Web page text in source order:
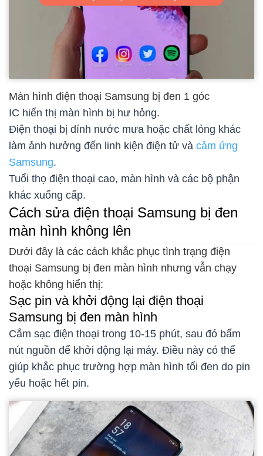
Màn hình điện thoại Samsung bị đen 1 góc
IC hiển thị màn hình bị hư hỏng.
Điện thoại bị dính nước mưa hoặc chất lỏng khác
làm ảnh hưởng đến linh kiện điện tử và cảm ứng
Samsung.
Tuổi thọ điện thoại cao, màn hình và các bộ phận
khác xuống cấp.
Cách sửa điện thoại Samsung bị đen
màn hình không lên
Dưới đây là các cách khắc phục tình trạng điện
thoại Samsung bị đen màn hình nhưng vẫn chạy
hoặc không hiển thị:
Sạc pin và khởi động lại điện thoại
Samsung bị đen màn hình
Cắm sạc điện thoại trong 10-15 phút, sau đó bấm
nút nguồn để khởi động lại máy. Điều này có thể
giúp khắc phục trường hợp màn hình tối đen do pin
yếu hoặc hết pin.